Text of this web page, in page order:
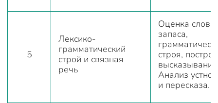
5
Лексико-
грамматический
строй и связная
речь
Оценка
запаса,
строя,
Анализ
и пересказа.